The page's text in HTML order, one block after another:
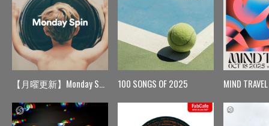
【月曜更新】Monday Spin 100 SONGS OF 2025 MIND TRAVEL